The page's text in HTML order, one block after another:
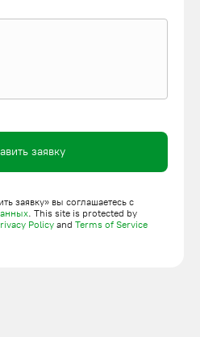
заявку
заявку» вы соглашаетесь с
. This site is protected by
Policy and Terms of Service